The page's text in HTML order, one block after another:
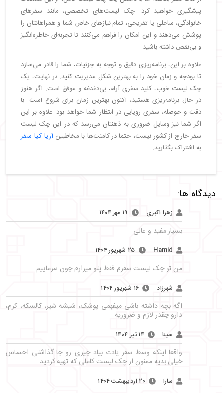
پیشگیری خواهید کرد. چک ‌لیست‌های تخصصی، مانند سفرهای
خانوادگی، ساحلی یا تفریحی، تمام نیازهای خاص شما و همراهانتان را
پوشش می‌دهند و این امکان را فراهم می‌کنند تا تجربه‌ای خاطره‌انگیز
و بی‌نقص داشته باشید.
علاوه بر این، برنامه‌ریزی دقیق و توجه به جزئیات، شما را قادر می‌سازد
تا بودجه و زمان خود را به بهترین شکل مدیریت کنید. در نهایت، یک
چک ‌لیست خوب، کلید سفری آرام، بی‌دغدغه و موفق است. اگر هنوز
در حال برنامه‌ریزی هستید، اکنون بهترین زمان برای شروع است. با
دقت و حوصله، سفری رویایی در انتظار شما خواهد بود. علاوه بر این
اگر شما نیز وسایل ضروری به ذهنتان می‌رسد که در این چک لیست
سفر خارج از کشور نیست، حتما در کامنت‌ها با مخاطبین آریا کیا سفر
به اشتراک بگذارید.
دیدگاه ها:
زهرا اکبری ۱۹ مهر ۱۴۰۴
بسیار مفید و عالی
Hamid ۲۵ شهریور ۱۴۰۴
من تو چک لیست سفرم فقط پتو میزارم چون سرماییم
شهرزاد ۱۶ شهریور ۱۴۰۴
اگه بچه داشته باشی میفهمی پوشک، شیشه شیر، کالسکه، کرم،
دارو چقدر لازم و ضروریه
سینا ۱۴ تیر ۱۴۰۴
واقعا اینکه وسط سفر یادت بیاد چیزی رو جا گذاشتی احساس
خیلی بدیه ممنون از چک لیست کاملی که تهیه کردید
سارا ۲۰ اردیبهشت ۱۴۰۴